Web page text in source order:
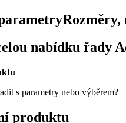
nabídku řady
s parametry nebo výběrem?
produktu